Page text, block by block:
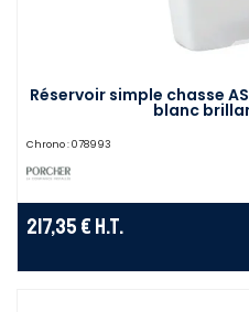
Réservoir simple chasse
blanc
Chrono : 078993
217,35 € H.T.